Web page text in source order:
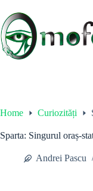
content
Home Curiozități
Sparta: Singurul oraș-
Andrei Pascu